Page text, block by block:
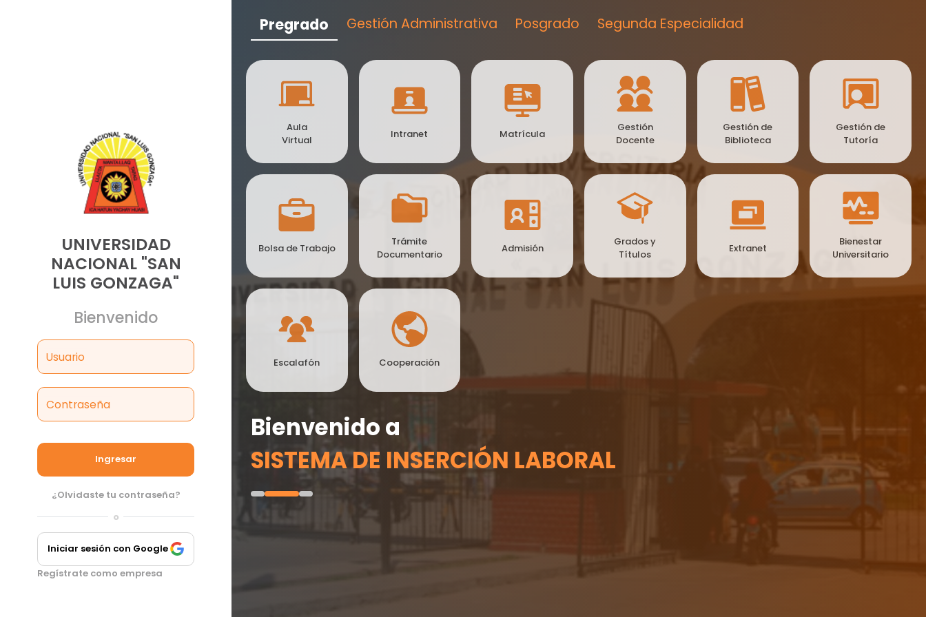
UNIVERSIDAD
NACIONAL "SAN
LUIS GONZAGA"
Bienvenido
Usuario
Contraseña
Ingresar
¿Olvidaste tu contraseña?
o
Iniciar sesión con Google
Regístrate como empresa
Pregrado Gestión Administrativa Posgrado Segunda Especialidad
Aula
Virtual
Intranet Matrícula
Gestión
Docente
Gestión de
Biblioteca
Gestión de
Tutoría
Bolsa de Trabajo
Trámite
Documentario
Admisión
Grados y
Títulos
Extranet
Bienestar
Universitario
Escalafón Cooperación
Bienvenido a
SISTEMA DE INSERCIÓN LABORAL